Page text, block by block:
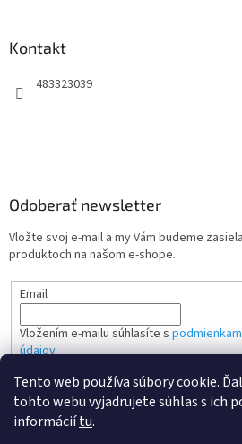
Tento web používa súbory cookie.
tohto webu vyjadrujete súhlas s ich
informáciítu.
Kontakt
483323039
Odoberať newsletter
Vložte svoj e-mail a my Vám budeme
produktoch na našom e-shope.
Email
Vložením e-mailu súhlasíte s
údajov
PRIHLÁSIŤ SA